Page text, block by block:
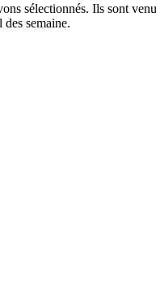
sélectionnés. Ils sont
semaine.